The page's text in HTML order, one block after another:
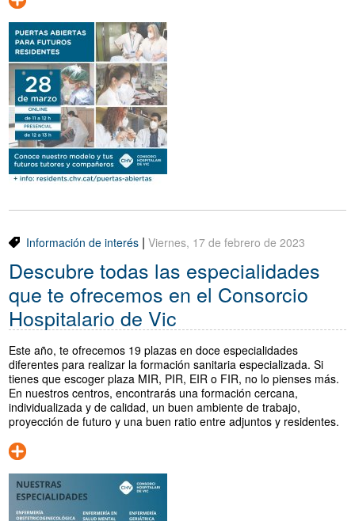
Información de interés| Viernes, 17 de febrero de 2023
Descubre todas las especialidades
que te ofrecemos en el Consorcio
Hospitalario de Vic
Este año, te ofrecemos 19 plazas en doce especialidades
diferentes para realizar la formación sanitaria especializada. Si
tienes que escoger plaza MIR, PIR, EIR o FIR, no lo pienses más.
En nuestros centros, encontrarás una formación cercana,
individualizada y de calidad, un buen ambiente de trabajo,
proyección de futuro y una buen ratio entre adjuntos y residentes.